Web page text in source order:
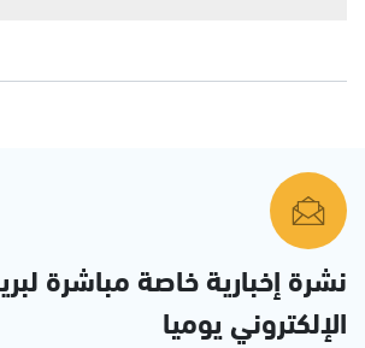
نشرة إخبارية خاصة مباشرة
الإلكتروني يوميا